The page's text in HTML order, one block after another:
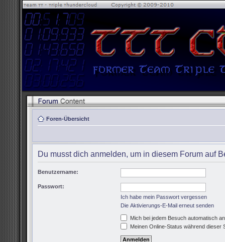
Foren-Übersicht
Du musst dich anmelden, um in diesem Forum auf
Benutzername:
Passwort:
Ich habe mein Passwort vergessen
Die Aktivierungs-E-Mail erneut senden
Mich bei jedem Besuch automatisch
Meinen Online-Status während dieser